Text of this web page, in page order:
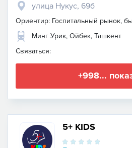
улица Нукус, 69б
Ориентир: Госпитальный рынок,
Минг Урик, Ойбек, Ташкент
Связаться:
+998...
5+ KIDS